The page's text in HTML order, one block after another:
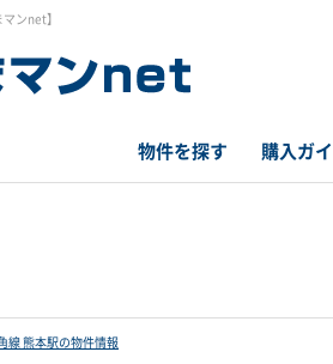
マンnet】
物件を探す 購入ガ
線 熊本駅の物件情報